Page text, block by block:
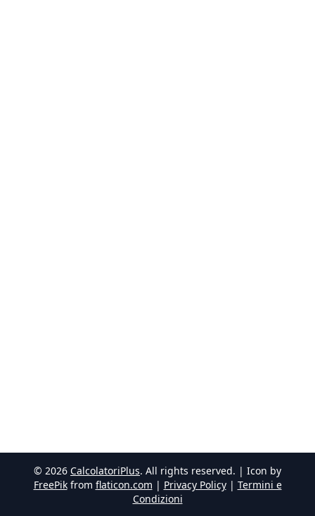
© 2026 CalcolatoriPlus. All rights reserved. | Icon by
FreePik from flaticon.com | Privacy Policy| Termini e
Condizioni